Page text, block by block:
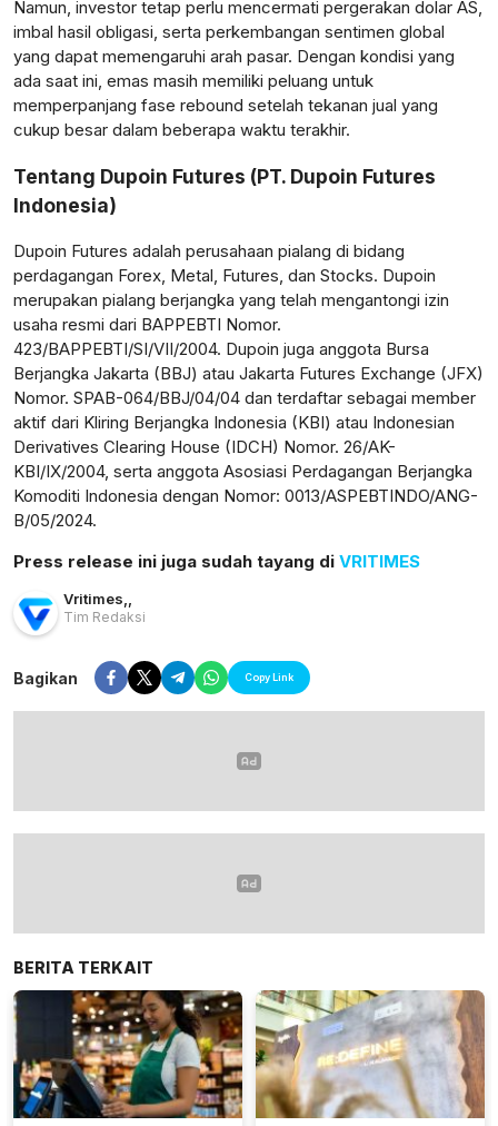
Namun, investor tetap perlu mencermati pergerakan dolar AS,
imbal hasil obligasi, serta perkembangan sentimen global
yang dapat memengaruhi arah pasar. Dengan kondisi yang
ada saat ini, emas masih memiliki peluang untuk
memperpanjang fase rebound setelah tekanan jual yang
cukup besar dalam beberapa waktu terakhir.
Tentang Dupoin Futures (PT. Dupoin Futures
Indonesia)
Dupoin Futures adalah perusahaan pialang di bidang
perdagangan Forex, Metal, Futures, dan Stocks. Dupoin
merupakan pialang berjangka yang telah mengantongi izin
usaha resmi dari BAPPEBTI Nomor.
423/BAPPEBTI/SI/VII/2004. Dupoin juga anggota Bursa
Berjangka Jakarta (BBJ) atau Jakarta Futures Exchange (JFX)
Nomor. SPAB-064/BBJ/04/04 dan terdaftar sebagai member
aktif dari Kliring Berjangka Indonesia (KBI) atau Indonesian
Derivatives Clearing House (IDCH) Nomor. 26/AK-
KBI/IX/2004, serta anggota Asosiasi Perdagangan Berjangka
Komoditi Indonesia dengan Nomor: 0013/ASPEBTINDO/ANG-
B/05/2024.
Press release ini juga sudah tayang di VRITIMES
Vritimes
Tim Redaksi
Bagikan Copy Link
BERITA TERKAIT